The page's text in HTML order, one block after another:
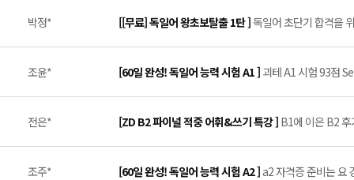
박정* [[무료] 독일어 왕초보탈출 1탄 ]독일어 초단기 합격을
조윤* [60일 완성! 독일어 능력 시험 A1 ] 괴테 A1 시험 93점
전은* [ZD B2 파이널 적중 어휘&쓰기 특강 ] B1에 이은 B2
조주* [60일 완성! 독일어 능력 시험 A2 ]a2 자격증 준비는 요